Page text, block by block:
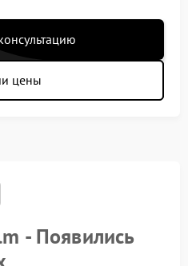
цены
- Появились